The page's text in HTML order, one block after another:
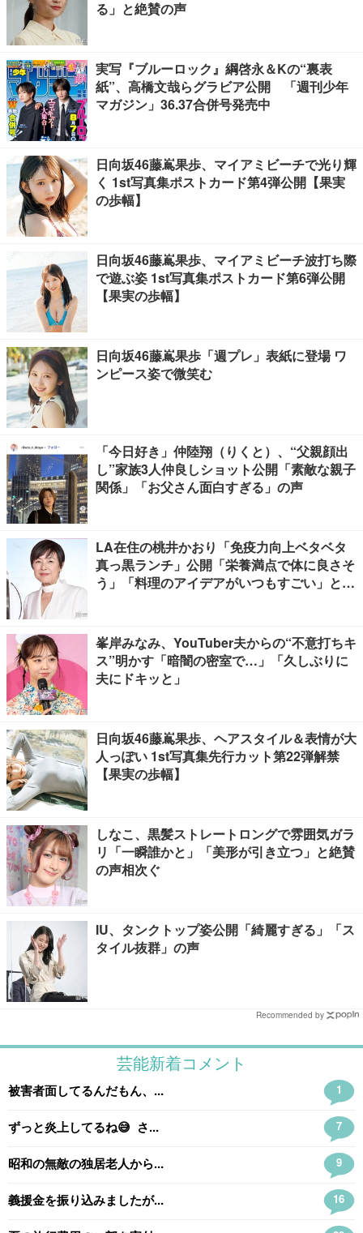
る」と絶賛の声
実写『ブルーロック』綱啓永＆Kの“裏表
紙”、高橋文哉らグラビア公開 「週刊少年
マガジン」36.37合併号発売中
日向坂46藤嶌果歩、マイアミビーチで光り輝
く 1st写真集ポストカード第4弾公開【果実
の歩幅】
日向坂46藤嶌果歩、マイアミビーチ波打ち際
で遊ぶ姿 1st写真集ポストカード第6弾公開
【果実の歩幅】
日向坂46藤嶌果歩「週プレ」表紙に登場 ワ
ンピース姿で微笑む
「今日好き」仲陸翔（りくと）、“父親顔出
し”家族3人仲良しショット公開「素敵な親子
関係」「お父さん面白すぎる」の声
LA在住の桃井かおり「免疫力向上ベタベタ
真っ黒ランチ」公開「栄養満点で体に良さそ
う」「料理のアイデアがいつもすごい」と反
峯岸みなみ、YouTuber夫からの“不意打ちキ
ス”明かす「暗闇の密室で…」「久しぶりに
夫にドキッと」
日向坂46藤嶌果歩、ヘアスタイル＆表情が大
人っぽい 1st写真集先行カット第22弾解禁
【果実の歩幅】
しなこ、黒髪ストレートロングで雰囲気ガラ
リ「一瞬誰かと」「美形が引き立つ」と絶賛
の声相次ぐ
IU、タンクトップ姿公開「綺麗すぎる」「ス
タイル抜群」の声
Recommended by